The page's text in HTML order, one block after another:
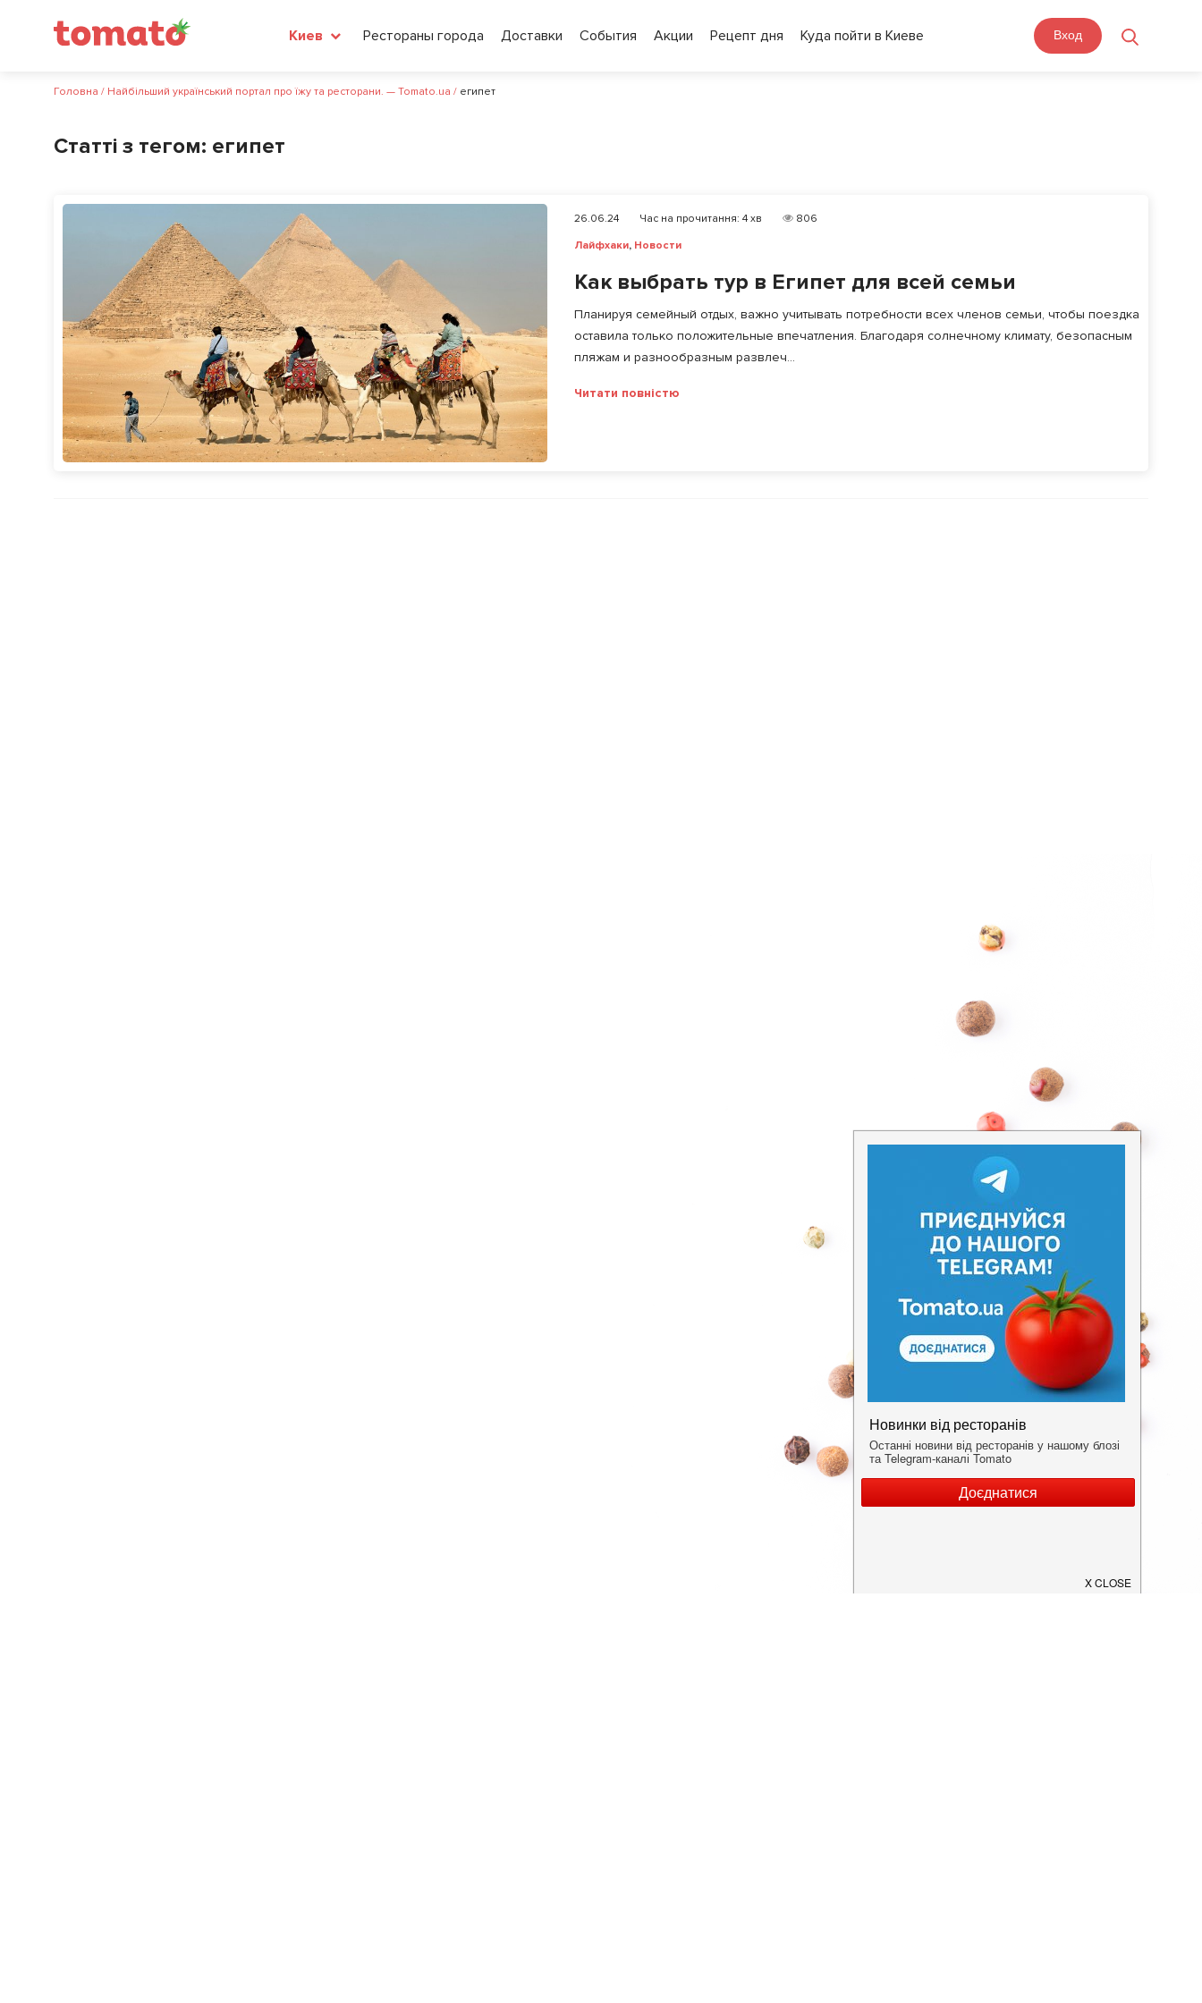
Киев Рестораны города Доставки События Акции Рецепт дня Куда пойти в Киеве Вход
Головна / Найбільший український портал про їжу та ресторани. — Tomato.ua / египет
Статті з тегом: египет
26.06.24 Час на прочитання: 4 хв
806
Лайфхаки, Новости
Как выбрать тур в Египет для всей семьи
Планируя семейный отдых, важно учитывать потребности всех членов семьи, чтобы поездка
оставила только положительные впечатления. Благодаря солнечному климату, безопасным
пляжам и разнообразным развлеч...
Читати повністю